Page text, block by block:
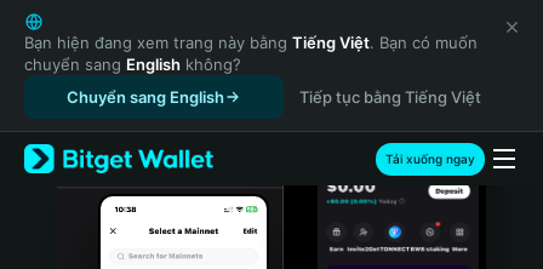
English
日本語
Tiếng Việt
Русский
Español (Latinoamérica)
Türkçe
Italiano
Bạn hiện đang xem trang này bằng Tiếng Việt. Bạn có muốn
chuyển sang English không?
Chuyển sang English
Tiếp tục bằng Tiếng Việt
Tải xuống ngay